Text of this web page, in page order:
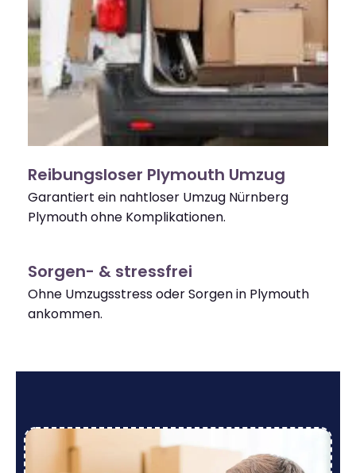
Reibungsloser Plymouth Umzug
Garantiert ein nahtloser Umzug Nürnberg
Plymouth ohne Komplikationen.
Sorgen- & stressfrei
Ohne Umzugsstress oder Sorgen in Plymouth
ankommen.